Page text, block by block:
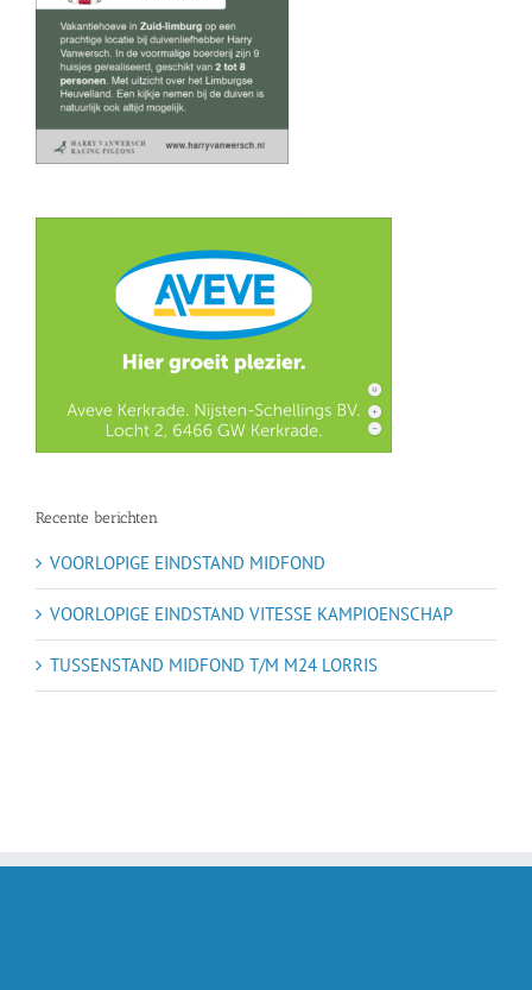
Recente berichten
VOORLOPIGE EINDSTAND MIDFOND
VOORLOPIGE EINDSTAND VITESSE KAMPIOENSCHAP
TUSSENSTAND MIDFOND T/M M24 LORRIS